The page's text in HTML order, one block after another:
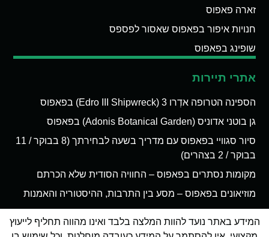
זארה פאפוס
חנויות איפור בפאפוס שאסור לפספס
שופינג בפאפוס
אתרי תיירות
הספינה הטרופה אדְרו 3 (Edro III Shipwreck) בפאפוס
גן בוטני אדוניס (Adonis Botanical Garden) בפאפוס
סיור סגוויי בפאפוס עם מדריך בשעה לבחירתך (8 בבוקר / 11
בבוקר / 2 בצהרים)
מקומות נסתרים בפאפוס – החוויה הסודית שלא הכרתם
מוזיאונים בפאפוס – מסע בין התרבות, ההיסטוריה והאמנות
המידע באתר נועד להוות המלצה בלבד ואינו מהווה תחליף לייעוץ